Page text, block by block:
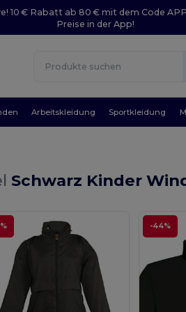
10 € Rabatt ab 80 € mit dem Code
Preise in der App!
Arbeitskleidung Sportkleidung
Schwarz Kinder
-44%